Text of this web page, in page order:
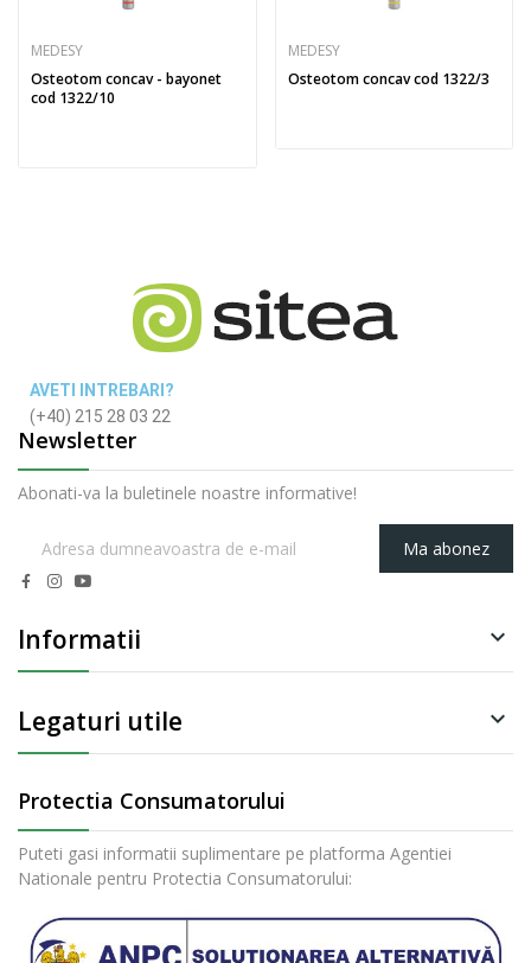
MEDESY
Osteotom concav - bayonet
cod 1322/10
MEDESY
Osteotom concav cod 1322/3
AVETI INTREBARI?
(+40) 215 28 03 22
Newsletter
Abonati-va la buletinele noastre informative!
Ma abonez
Informatii 
Legaturi utile 
Protectia Consumatorului
Puteti gasi informatii suplimentare pe platforma Agentiei
Nationale pentru Protectia Consumatorului: